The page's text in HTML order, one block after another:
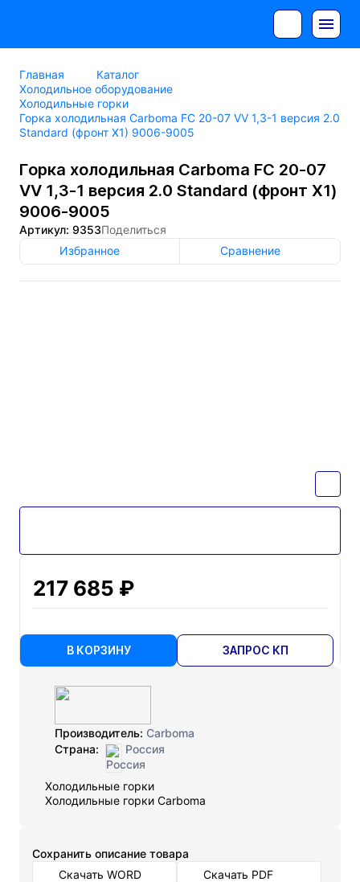
Главная
Каталог
Холодильное оборудование
Холодильные горки
Горка холодильная Carboma FC 20-07 VV 1,3-1 версия 2.0
Standard (фронт X1) 9006-9005
Горка холодильная Carboma FC 20-07
VV 1,3-1 версия 2.0 Standard (фронт X1)
9006-9005
Артикул: 9353Поделиться
Избранное
Сравнение
217 685 ₽
В КОРЗИНУ ЗАПРОС КП
Производитель: Carboma
Страна:
Россия
Холодильные горки
Холодильные горки Carboma
Cохранить описание товара
Скачать WORD
Скачать PDF